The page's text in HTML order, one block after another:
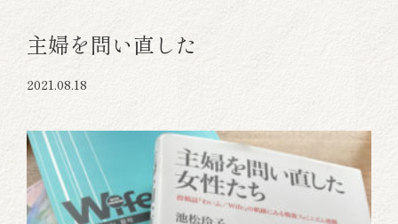
主婦を問い直した
2021.08.18